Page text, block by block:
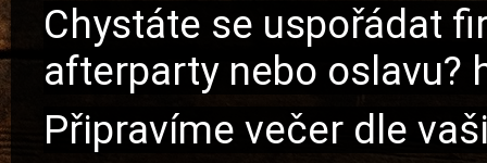
Chystáte se uspořádat
afterparty nebo
Připravíme večer dle